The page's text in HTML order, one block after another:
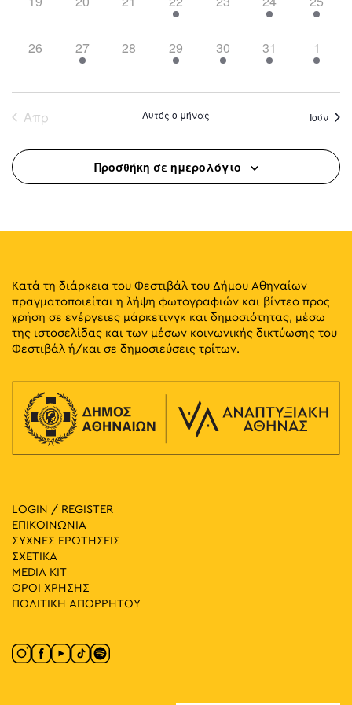
events,
events,
event,
0
26
1
event,
27
0
28
1
event,
29
3
events,
30
4
events,
31
1
event,
1
Απρ Αυτός ο μήνας Ιούν
Προσθήκη σε ημερολόγιο
Κατά τη διάρκεια του Φεστιβάλ του Δήμου Αθηναίων
πραγματοποιείται η λήψη φωτογραφιών και βίντεο προς
χρήση σε ενέργειες μάρκετινγκ και δημοσιότητας, μέσω
της ιστοσελίδας και των μέσων κοινωνικής δικτύωσης του
Φεστιβάλ ή/και σε δημοσιεύσεις τρίτων.
LOGIN / REGISTER
ΕΠΙΚΟΙΝΩΝΙΑ
ΣΥΧΝΕΣ ΕΡΩΤΗΣΕΙΣ
ΣΧΕΤΙΚΑ
MEDIA ΚIT
ΟΡΟΙ ΧΡΗΣΗΣ
ΠΟΛΙΤΙΚΗ ΑΠΟΡΡΗΤΟΥ